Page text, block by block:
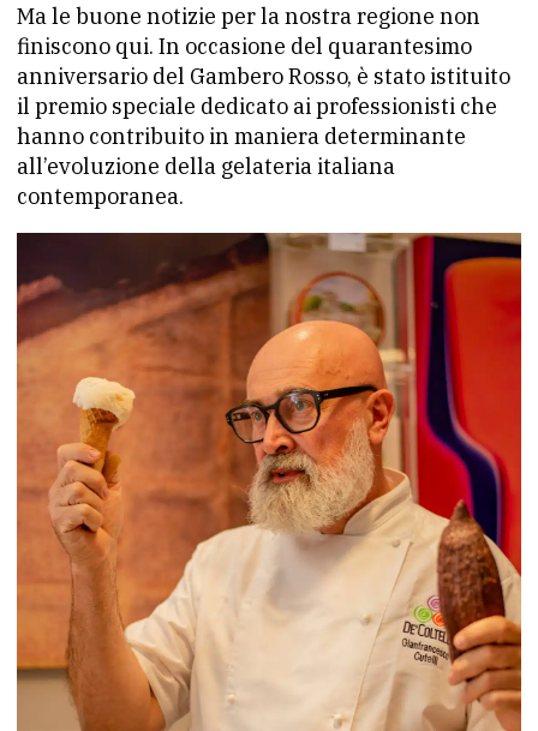
Ma le buone notizie per la nostra regione non
finiscono qui. In occasione del quarantesimo
anniversario del Gambero Rosso, è stato istituito
il premio speciale dedicato ai professionisti che
hanno contribuito in maniera determinante
all’evoluzione della gelateria italiana
contemporanea.